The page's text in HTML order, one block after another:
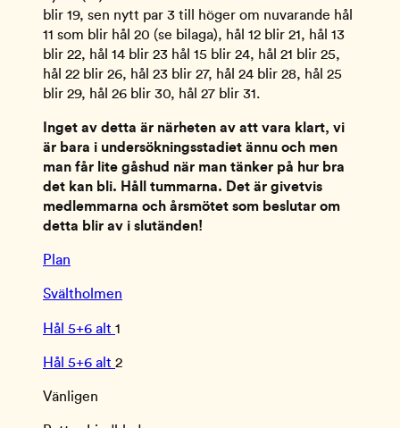
blir 19, sen nytt par 3 till höger om nuvarande hål
11 som blir hål 20 (se bilaga), hål 12 blir 21, hål 13
blir 22, hål 14 blir 23 hål 15 blir 24, hål 21 blir 25,
hål 22 blir 26, hål 23 blir 27, hål 24 blir 28, hål 25
blir 29, hål 26 blir 30, hål 27 blir 31.
Inget av detta är närheten av att vara klart, vi
är bara i undersökningsstadiet ännu och men
man får lite gåshud när man tänker på hur bra
det kan bli. Håll tummarna. Det är givetvis
medlemmarna och årsmötet som beslutar om
detta blir av i slutänden!
Plan
Svältholmen
Hål 5+6 alt 1
Hål 5+6 alt 2
Vänligen